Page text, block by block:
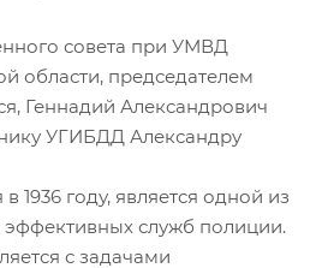
совета при УМВД
области, председателем
Геннадий Александрович
УГИБДД Александру
1936 году, является одной из
служб полиции.
с задачами